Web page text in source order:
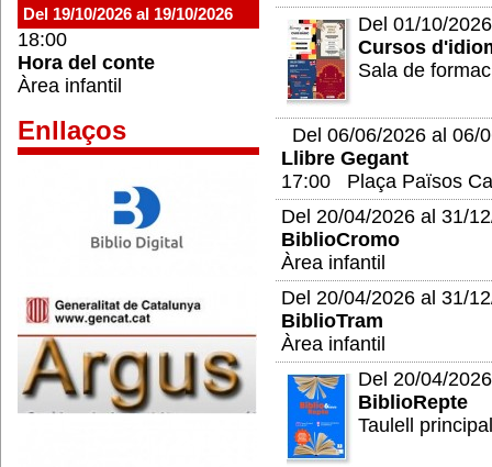
Del 19/10/2026 al 19/10/2026
18:00
Hora del conte
Àrea infantil
Enllaços
Del 01/10/
Cursos
Sala de
Del 06/06/2026 al 06/
Llibre Gegant
17:00 Plaça Països
Del 20/04/2026 al 31/
BiblioCromo
Àrea infantil
Del 20/04/2026 al 31/
BiblioTram
Àrea infantil
Del 20/04/
BiblioRepte
Taulell principal